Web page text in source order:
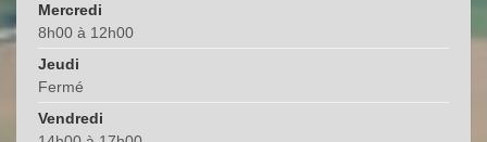
Mercredi
8h00 à 12h00
Jeudi
Fermé
Vendredi